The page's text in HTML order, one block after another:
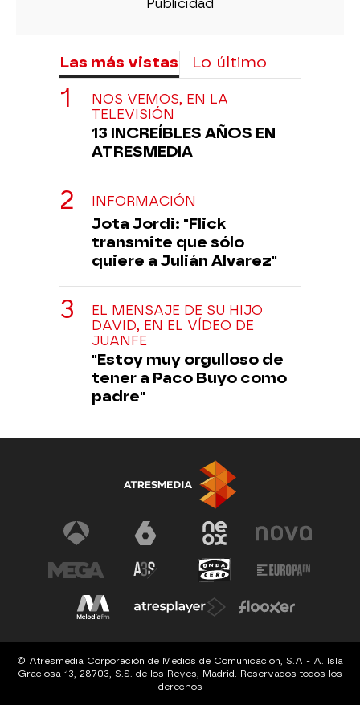
Las más vistas Lo último
NOS VEMOS, EN LA
TELEVISIÓN
13 INCREÍBLES AÑOS EN
ATRESMEDIA
INFORMACIÓN
Jota Jordi: "Flick
transmite que sólo
quiere a Julián Alvarez"
EL MENSAJE DE SU HIJO
DAVID, EN EL VÍDEO DE
JUANFE
"Estoy muy orgulloso de
tener a Paco Buyo como
padre"
© Atresmedia Corporación de Medios de Comunicación, S.A - A. Isla
Graciosa 13, 28703, S.S. de los Reyes, Madrid. Reservados todos los
derechos